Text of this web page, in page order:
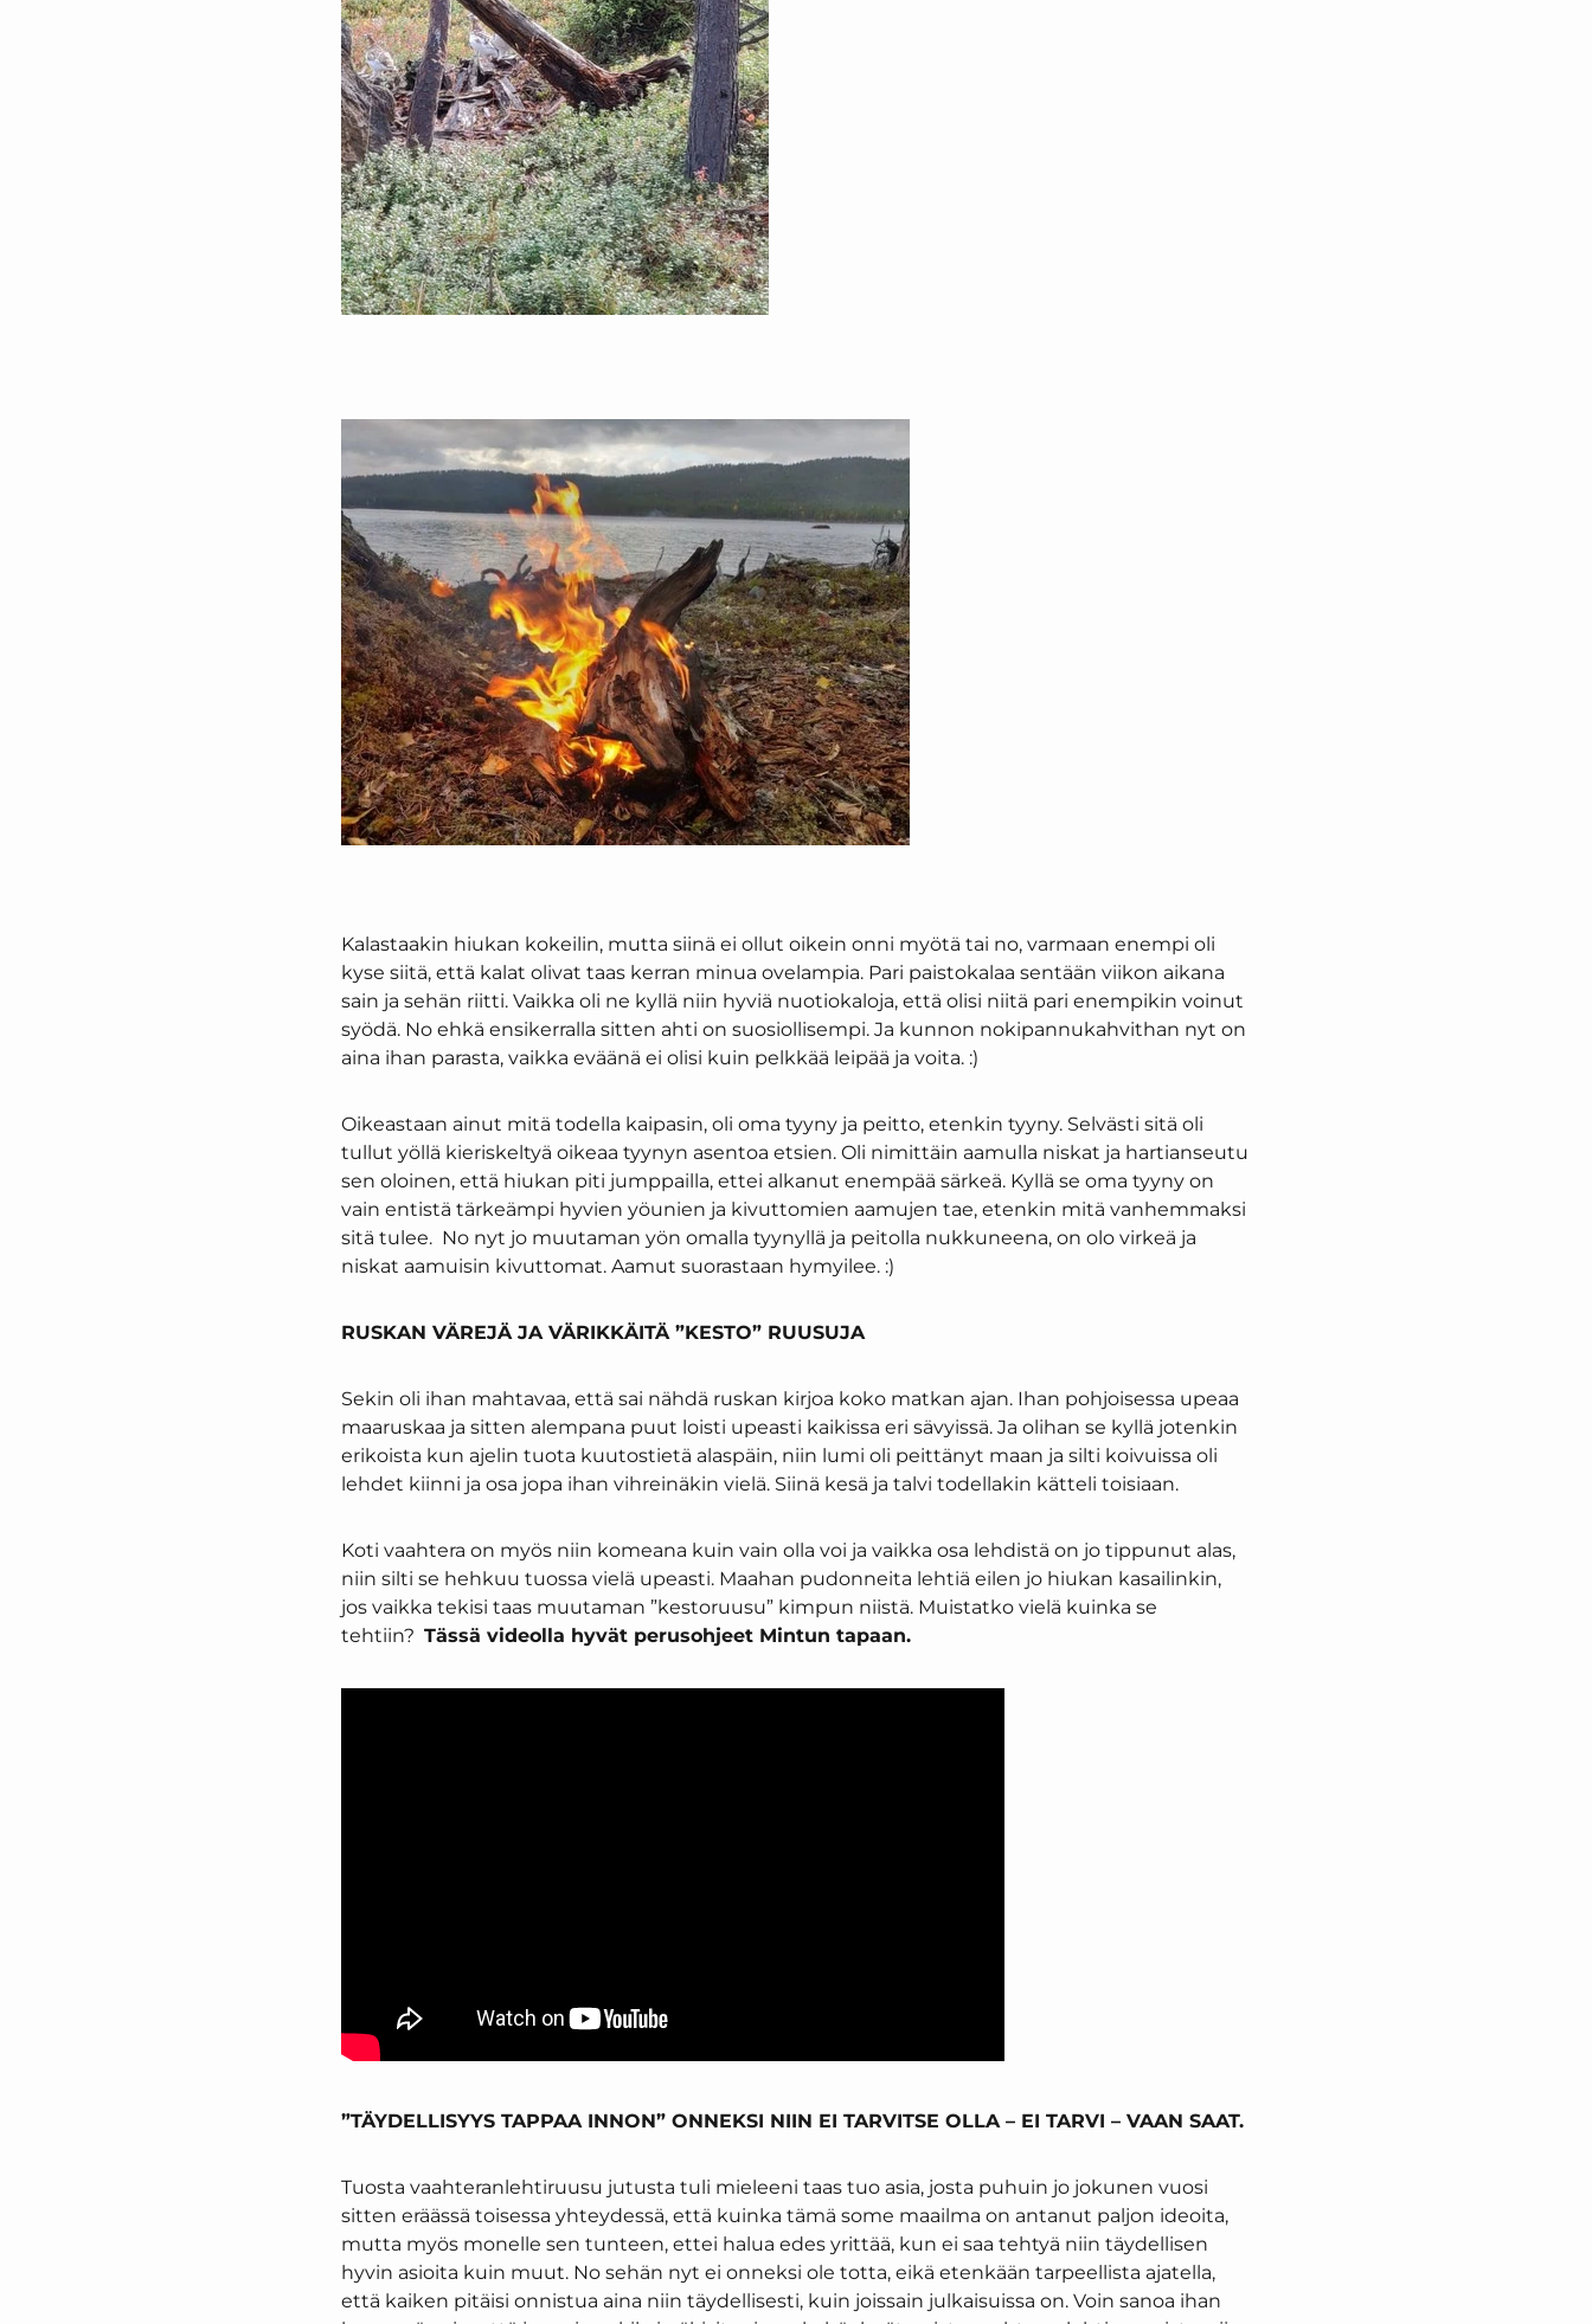
Kalastaakin hiukan kokeilin, mutta siinä ei ollut oikein onni myötä tai no, varmaan enempi oli
kyse siitä, että kalat olivat taas kerran minua ovelampia. Pari paistokalaa sentään viikon aikana
sain ja sehän riitti. Vaikka oli ne kyllä niin hyviä nuotiokaloja, että olisi niitä pari enempikin voinut
syödä. No ehkä ensikerralla sitten ahti on suosiollisempi. Ja kunnon nokipannukahvithan nyt on
aina ihan parasta, vaikka eväänä ei olisi kuin pelkkää leipää ja voita. :)
Oikeastaan ainut mitä todella kaipasin, oli oma tyyny ja peitto, etenkin tyyny. Selvästi sitä oli
tullut yöllä kieriskeltyä oikeaa tyynyn asentoa etsien. Oli nimittäin aamulla niskat ja hartianseutu
sen oloinen, että hiukan piti jumppailla, ettei alkanut enempää särkeä. Kyllä se oma tyyny on
vain entistä tärkeämpi hyvien yöunien ja kivuttomien aamujen tae, etenkin mitä vanhemmaksi
sitä tulee. No nyt jo muutaman yön omalla tyynyllä ja peitolla nukkuneena, on olo virkeä ja
niskat aamuisin kivuttomat. Aamut suorastaan hymyilee. :)
RUSKAN VÄREJÄ JA VÄRIKKÄITÄ ”KESTO” RUUSUJA
Sekin oli ihan mahtavaa, että sai nähdä ruskan kirjoa koko matkan ajan. Ihan pohjoisessa upeaa
maaruskaa ja sitten alempana puut loisti upeasti kaikissa eri sävyissä. Ja olihan se kyllä jotenkin
erikoista kun ajelin tuota kuutostietä alaspäin, niin lumi oli peittänyt maan ja silti koivuissa oli
lehdet kiinni ja osa jopa ihan vihreinäkin vielä. Siinä kesä ja talvi todellakin kätteli toisiaan.
Koti vaahtera on myös niin komeana kuin vain olla voi ja vaikka osa lehdistä on jo tippunut alas,
niin silti se hehkuu tuossa vielä upeasti. Maahan pudonneita lehtiä eilen jo hiukan kasailinkin,
jos vaikka tekisi taas muutaman ”kestoruusu” kimpun niistä. Muistatko vielä kuinka se
tehtiin? Tässä videolla hyvät perusohjeet Mintun tapaan.
”TÄYDELLISYYS TAPPAA INNON” ONNEKSI NIIN EI TARVITSE OLLA – EI TARVI – VAAN SAAT.
Tuosta vaahteranlehtiruusu jutusta tuli mieleeni taas tuo asia, josta puhuin jo jokunen vuosi
sitten eräässä toisessa yhteydessä, että kuinka tämä some maailma on antanut paljon ideoita,
mutta myös monelle sen tunteen, ettei halua edes yrittää, kun ei saa tehtyä niin täydellisen
hyvin asioita kuin muut. No sehän nyt ei onneksi ole totta, eikä etenkään tarpeellista ajatella,
että kaiken pitäisi onnistua aina niin täydellisesti, kuin joissain julkaisuissa on. Voin sanoa ihan